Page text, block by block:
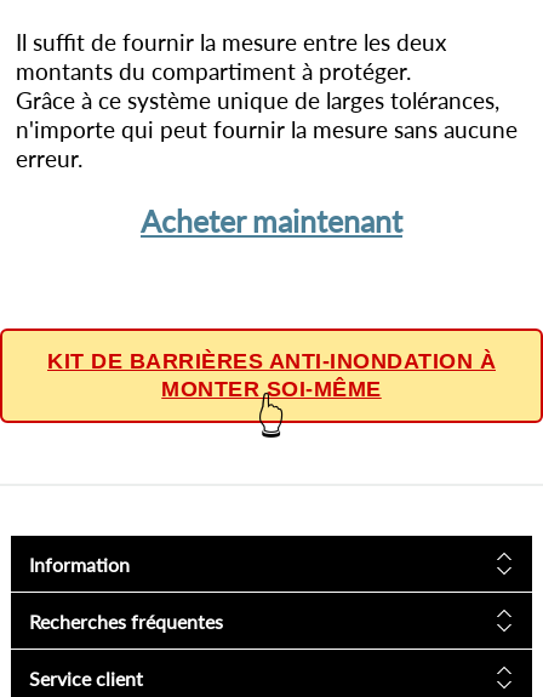
Il suffit de fournir la mesure entre les deux
montants du compartiment à protéger.
Grâce à ce système unique de larges tolérances,
n'importe qui peut fournir la mesure sans aucune
erreur.
Acheter maintenant
KIT DE BARRIÈRES ANTI-INONDATION À
MONTER SOI-MÊME
👆
Information
Recherches fréquentes
Service client